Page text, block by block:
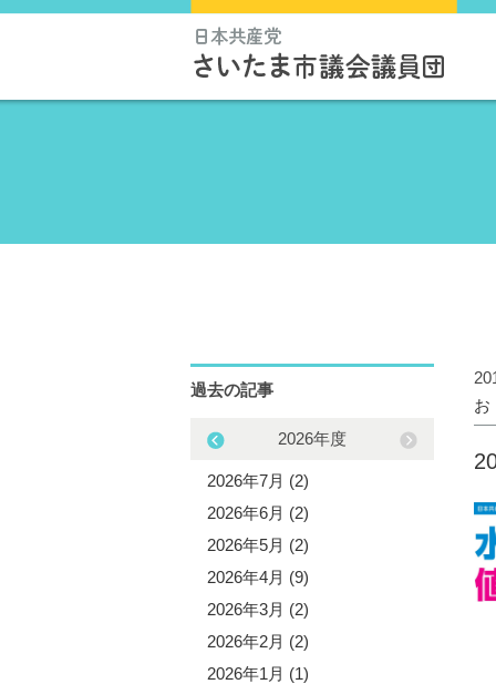
お
過去の記事
2026年度
2026年7月 (2)
2026年6月 (2)
2026年5月 (2)
2026年4月 (9)
2026年3月 (2)
2026年2月 (2)
2026年1月 (1)